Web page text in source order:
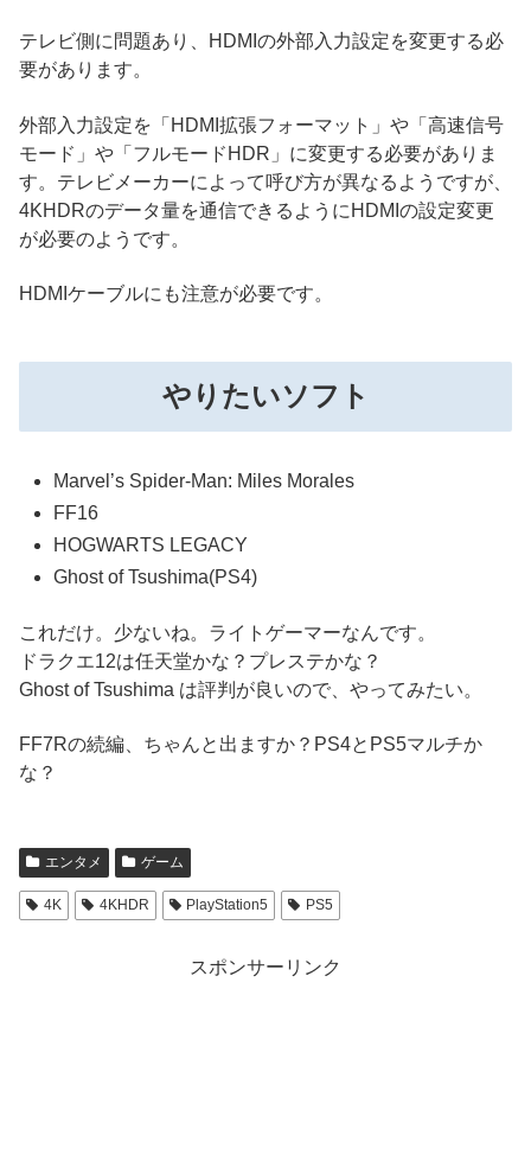
テレビ側に問題あり、HDMIの外部入力設定を変更する必
要があります。
外部入力設定を「HDMI拡張フォーマット」や「高速信号
モード」や「フルモードHDR」に変更する必要がありま
す。テレビメーカーによって呼び方が異なるようですが、
4KHDRのデータ量を通信できるようにHDMIの設定変更
が必要のようです。
HDMIケーブルにも注意が必要です。
やりたいソフト
Marvel’s Spider-Man: Miles Morales
FF16
HOGWARTS LEGACY
Ghost of Tsushima(PS4)
これだけ。少ないね。ライトゲーマーなんです。
ドラクエ12は任天堂かな？プレステかな？
Ghost of Tsushima は評判が良いので、やってみたい。
FF7Rの続編、ちゃんと出ますか？PS4とPS5マルチか
な？
エンタメ ゲーム
4K 4KHDR PlayStation5 PS5
スポンサーリンク